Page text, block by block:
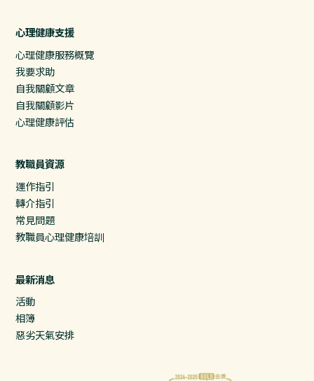
心理健康支援
心理健康服務概覽
我要求助
自我關顧文章
自我關顧影片
心理健康評估
教職員資源
運作指引
轉介指引
常見問題
教職員心理健康培訓
最新消息
活動
相簿
惡劣天氣安排